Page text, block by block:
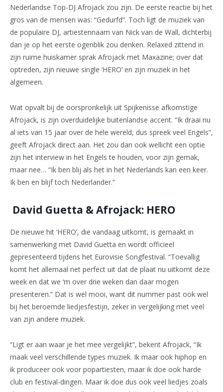
Nederlandse Top-DJ Afrojack zou zijn. De eerste reactie bij het
gros van de mensen was: “Gedurfd”. Toch ligt de muziek van
de populaire DJ, artiestennaam van Nick van de Wall, dichterbij
dan je op het eerste ogenblik zou denken. Relaxed zittend in
zijn ruime huiskamer sprak Afrojack met Maxazine; over dat
optreden, zijn nieuwe single ‘HERO’ en zijn muziek in het
algemeen.
Wat opvalt bij de oorspronkelijk uit Spijkenisse afkomstige
Afrojack, is zijn overduidelijke buitenlandse accent. “Ik draai nu
al iets van 15 jaar over de hele wereld, dus spreek veel Engels”,
geeft Afrojack direct aan. Het zou dan ook wellicht een optie
zijn het interview in het Engels te houden, voor zijn gemak,
maar nee… “Ik ben blij als het in het Nederlands kan een keer.
Ik ben en blijf toch Nederlander.”
David Guetta & Afrojack: HERO
De nieuwe hit ‘HERO’, die vandaag uitkomt, is gemaakt in
samenwerking met David Guetta en wordt officieel
gepresenteerd tijdens het Eurovisie Songfestival. “Toevallig
komt het allemaal net perfect uit dat de plaat nu uitkomt deze
week en dat we ‘m over drie weken dan daar mogen
presenteren.” Dat is wel mooi, want dit nummer past ook wel
bij het beroemde liedjesfestijn, zeker in vergelijking met veel
van zijn andere muziek.
“Ligt er aan waar je het mee vergelijkt”, bekent Afrojack, “Ik
maak veel verschillende types muziek. Ik maar ook hiphop en
ik produceer ook voor popartiesten, maar ik doe ook harde
club en festival-dingen. Maar ik doe dus ook veel liedjes zoals